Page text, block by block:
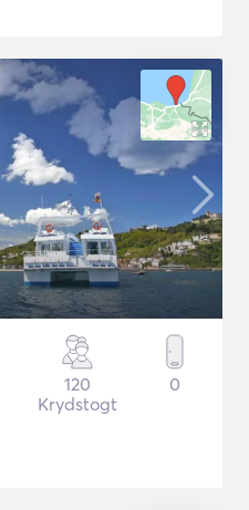
120
Krydstogt
0